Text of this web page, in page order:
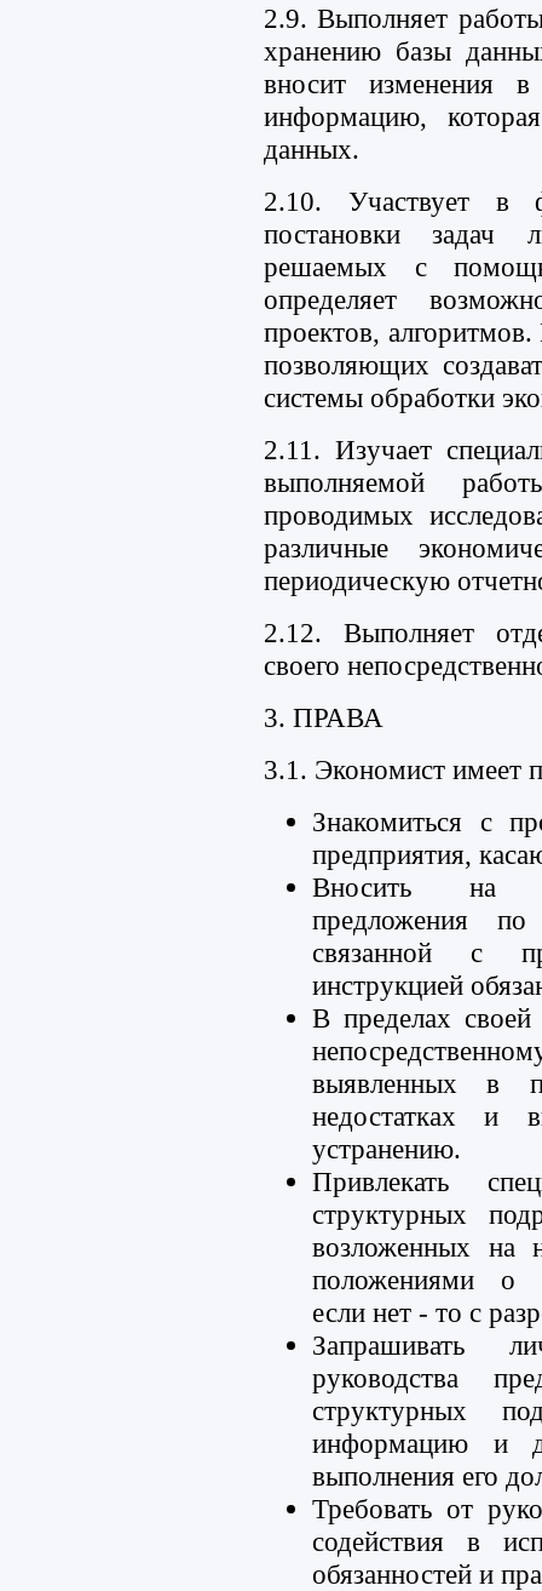
2.9. Выполняет
хранению базы
вносит изменения
информацию,
данных.
2.10. Участвует в
постановки задач
решаемых с
определяет
проектов,
позволяющих
системы обработки
2.11. Изучает
выполняемой
проводимых
различные
периодическую
2.12. Выполняет
своего
3. ПРАВА
3.1. Экономист имеет
Знакомиться с
предприятия,
Вносить на
предложения по
связанной с
инструкцией
В пределах
выявленных в
недостатках и
устранению.
Привлекать
структурных
возложенных на
положениями о
если нет - то с
Запрашивать
руководства
структурных
информацию и
выполнения его
Требовать от
содействия в
обязанностей и